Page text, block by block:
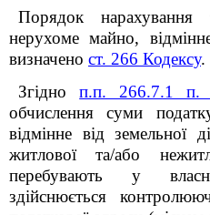
Порядок нар
нерухоме майно,
визначено ст. 266 Кодексу.
Згідноп.п. 266.7.1 п.
обчислення суми
відмінне від земельної
житлової та/або
перебувають у
здійснюється